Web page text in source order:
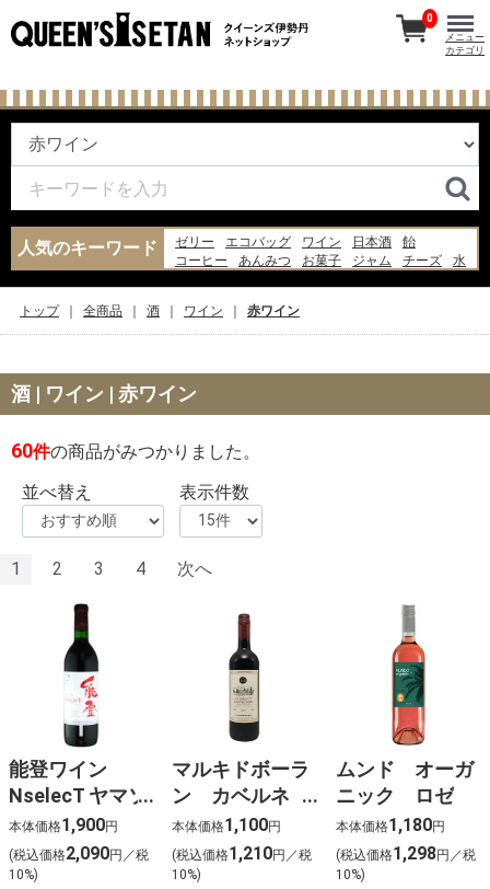
人気のキーワード ゼリー エコバッグ ワイン 日本酒
飴
コーヒー
あんみつ お菓子 ジャム チーズ
水
0
メニュー
カテゴリ
トップ 全商品 酒 ワイン 赤ワイン
酒 | ワイン | 赤ワイン
60件の商品がみつかりました。
並べ替え
表示件数
1 2 3 4 次へ
能登ワイン
NselecT ヤマソ
ーヴィニヨン
本体価格1,900円
(税込価格2,090円／税
10%)
マルキドボーラ
ン カベルネ
赤
本体価格1,100円
(税込価格1,210円／税
10%)
ムンド オーガ
ニック ロゼ
本体価格1,180円
(税込価格1,298円／税
10%)